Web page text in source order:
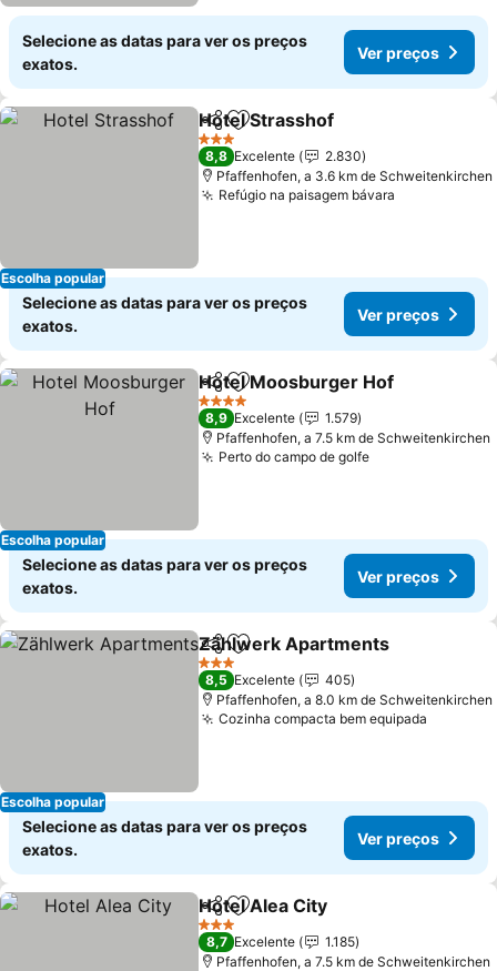
Selecione as datas para ver os preços
exatos.
Ver preços
Escolha popular
PartilharAdicionar aos favoritos
Hotel Strasshof
3 Estrelas
8,8 Excelente
2.830
Pfaffenhofen, a 3.6 km de Schweitenkirchen
Refúgio na paisagem bávara
Selecione as datas para ver os preços
exatos.
Ver preços
Escolha popular
PartilharAdicionar aos favoritos
Hotel Moosburger Hof
4 Estrelas
8,9 Excelente
1.579
Pfaffenhofen, a 7.5 km de Schweitenkirchen
Perto do campo de golfe
Selecione as datas para ver os preços
exatos.
Ver preços
Escolha popular
PartilharAdicionar aos favoritos
Zählwerk Apartments
3 Estrelas
8,5 Excelente
405
Pfaffenhofen, a 8.0 km de Schweitenkirchen
Cozinha compacta bem equipada
Selecione as datas para ver os preços
exatos.
Ver preços
PartilharAdicionar aos favoritos
Hotel Alea City
3 Estrelas
8,7 Excelente
1.185
Pfaffenhofen, a 7.5 km de Schweitenkirchen